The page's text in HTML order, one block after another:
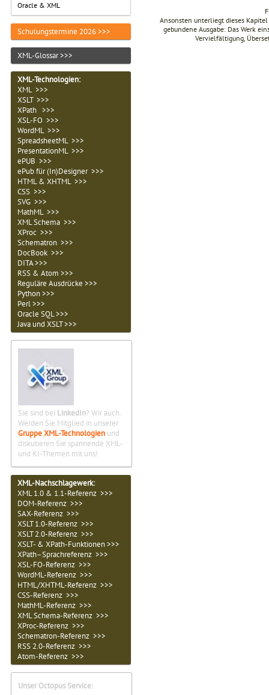
Oracle & XML
Schulungstermine 2026 >>>
XML-Glossar >>>
XML-Technologien:
XML >>>
XSLT >>>
XPath >>>
XSL-FO >>>
WordML >>>
SpreadsheetML >>>
PresentationML >>>
ePUB >>>
ePub für (In)Designer >>>
HTML & XHTML >>>
CSS >>>
SVG >>>
MathML >>>
XML Schema >>>
XProc >>>
Schematron >>>
DocBook >>>
DITA >>>
RSS & Atom >>>
Reguläre Ausdrücke >>>
Python >>>
Perl >>>
Oracle SQL >>>
Java und XSLT >>>
Sie sind bei LinkedIn? Wir auch.
Werden Sie Mitglied in unserer
Gruppe XML-Technologien und
diskutieren Sie spannende XML-
und KI-Themen mit uns!
XML-Nachschlagewerk:
XML 1.0 & 1.1-Referenz >>>
DOM-Referenz >>>
SAX-Referenz >>>
XSLT 1.0-Referenz >>>
XSLT 2.0-Referenz >>>
XSLT- & XPath-Funktionen >>>
XPath–Sprachreferenz >>>
XSL-FO-Referenz >>>
WordML-Referenz >>>
HTML/XHTML-Referenz >>>
CSS-Referenz >>>
MathML-Referenz >>>
XML Schema-Referenz >>>
XProc-Referenz >>>
Schematron-Referenz >>>
RSS 2.0-Referenz >>>
Atom-Referenz >>>
Unser Octopus Service:
Ansonsten unterliegt dieses
gebundene Ausgabe: Das Werk
Vervielfältigung,